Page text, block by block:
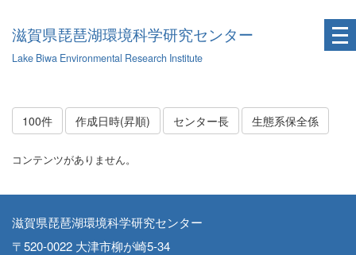
滋賀県琵琶湖環境科学研究センター
Lake Biwa Environmental Research Institute
100件 作成日時(昇順) センター長 生態系保全係
コンテンツがありません。
滋賀県琵琶湖環境科学研究センター
〒520-0022 大津市柳が崎5-34